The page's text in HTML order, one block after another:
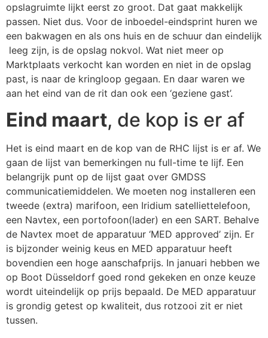
opslagruimte lijkt eerst zo groot. Dat gaat makkelijk
passen. Niet dus. Voor de inboedel-eindsprint huren we
een bakwagen en als ons huis en de schuur dan eindelijk
leeg zijn, is de opslag nokvol. Wat niet meer op
Marktplaats verkocht kan worden en niet in de opslag
past, is naar de kringloop gegaan. En daar waren we
aan het eind van de rit dan ook een ‘geziene gast’.
Eind maart, de kop is er af
Het is eind maart en de kop van de RHC lijst is er af. We
gaan de lijst van bemerkingen nu full-time te lijf. Een
belangrijk punt op de lijst gaat over GMDSS
communicatiemiddelen. We moeten nog installeren een
tweede (extra) marifoon, een Iridium satelliettelefoon,
een Navtex, een portofoon(lader) en een SART. Behalve
de Navtex moet de apparatuur ‘MED approved’ zijn. Er
is bijzonder weinig keus en MED apparatuur heeft
bovendien een hoge aanschafprijs. In januari hebben we
op Boot Düsseldorf goed rond gekeken en onze keuze
wordt uiteindelijk op prijs bepaald. De MED apparatuur
is grondig getest op kwaliteit, dus rotzooi zit er niet
tussen.